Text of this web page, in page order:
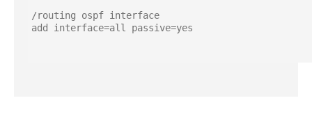
/routing ospf interface
add interface=all passive=yes